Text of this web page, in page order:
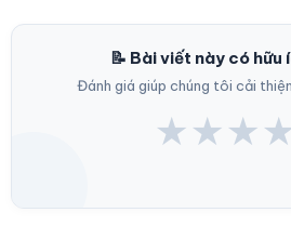
📝 Bài viết này có hữu
Đánh giá giúp chúng tôi cải
★★★